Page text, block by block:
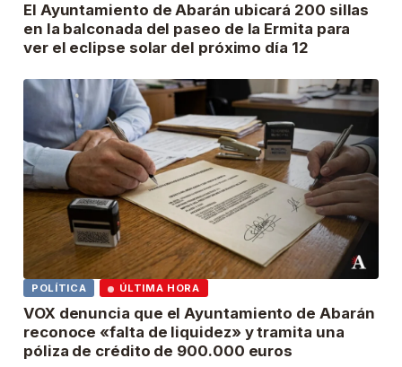
El Ayuntamiento de Abarán ubicará 200 sillas
en la balconada del paseo de la Ermita para
ver el eclipse solar del próximo día 12
POLÍTICA ÚLTIMA HORA
VOX denuncia que el Ayuntamiento de Abarán
reconoce «falta de liquidez» y tramita una
póliza de crédito de 900.000 euros